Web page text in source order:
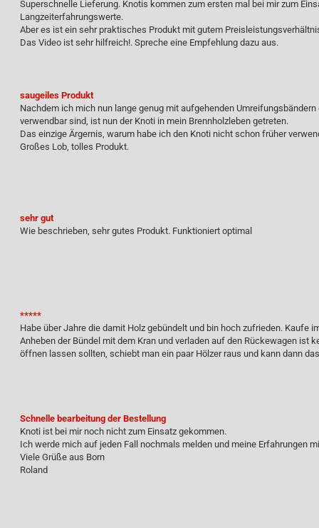
Superschnelle Lieferung. Knotis kommen zum ersten mal bei mir zum
Langzeiterfahrungswerte.
Aber es ist ein sehr praktisches Produkt mit gutem
Das Video ist sehr hilfreich!. Spreche eine Empfehlung dazu aus.
saugeiles Produkt
Nachdem ich mich nun lange genug mit aufgehenden
verwendbar sind, ist nun der Knoti in mein Brennholzleben getreten.
Das einzige Ärgernis, warum habe ich den Knoti nicht schon früher
Großes Lob, tolles Produkt.
sehr gut
Wie beschrieben, sehr gutes Produkt. Funktioniert optimal
*****
Habe über Jahre die damit Holz gebündelt und bin hoch zufrieden. Kaufe
Anheben der Bündel mit dem Kran und verladen auf den Rückewagen ist
öffnen lassen sollten, schiebt man ein paar Hölzer raus und kann dann
Schnelle bearbeitung der Bestellung
Knoti ist bei mir noch nicht zum Einsatz gekommen.
Ich werde mich auf jeden Fall nochmals melden und meine Erfahrungen
Viele Grüße aus Born
Roland